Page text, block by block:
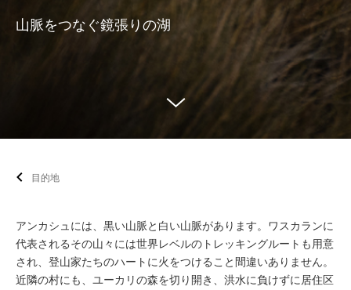
山脈をつなぐ鏡張りの湖
目的地
アンカシュには、黒い山脈と白い山脈があります。ワスカランに
代表されるその山々には世界レベルのトレッキングルートも用意
され、登山家たちのハートに火をつけること間違いありません。
近隣の村にも、ユーカリの森を切り開き、洪水に負けずに居住区